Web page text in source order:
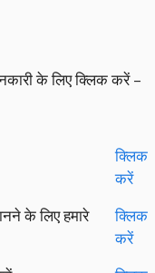
के लिए क्लिक करें –
क्लिक
करें
के लिए हमारे
क्लिक
करें